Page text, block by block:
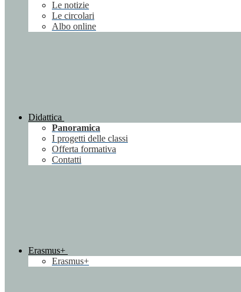
Le notizie
Le circolari
Albo online
Didattica
Panoramica
I progetti delle classi
Offerta formativa
Contatti
Erasmus+
Erasmus+